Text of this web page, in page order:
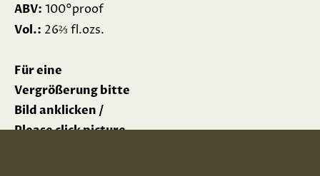
ABV: 100°proof
Vol.: 26⅔ fl.ozs.
Für eine
Vergrößerung bitte
Bild anklicken /
Please click picture